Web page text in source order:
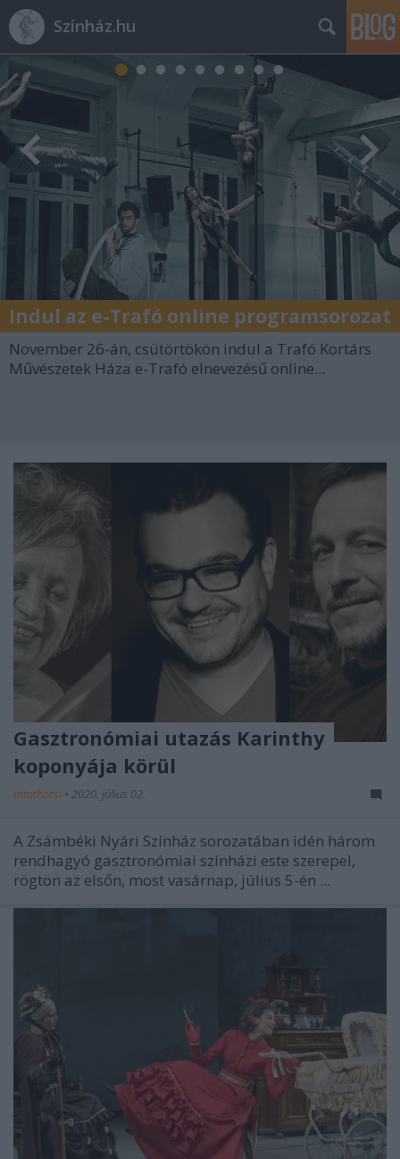
Színház.hu
Indul az e-Trafó online programsorozat
November 26-án, csütörtökön indul a Trafó Kortárs
Művészetek Háza e-Trafó elnevezésű online...
Gasztronómiai utazás Karinthy
koponyája körül
mtothorsi • 2020. július 02.
A Zsámbéki Nyári Színház sorozatában idén három
rendhagyó gasztronómiai színházi este szerepel,
rögtön az elsőn, most vasárnap, július 5-én ...